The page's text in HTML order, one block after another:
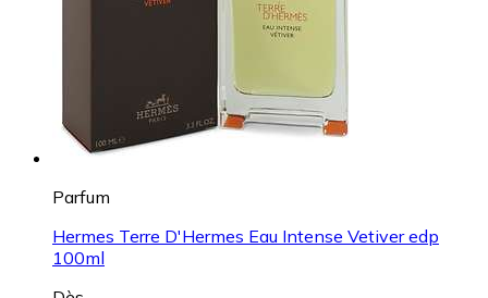
Parfum
Hermes Terre D'Hermes Eau Intense Vetiver edp
100ml